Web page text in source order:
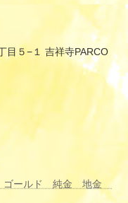
目５−１ 吉祥寺PARCO
ゴールド 純金 地金